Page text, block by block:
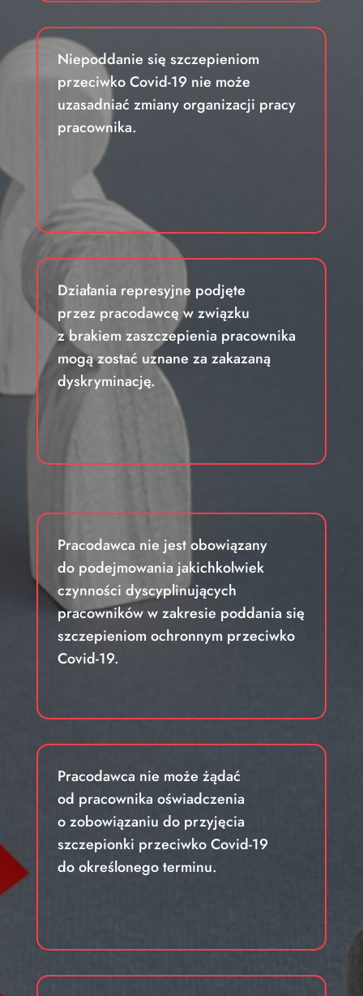
Niepoddanie się szczepieniom
przeciwko Covid-19 nie może
uzasadniać zmiany organizacji pracy
pracownika.
Działania represyjne podjęte
przez pracodawcę w związku
z brakiem zaszczepienia pracownika
mogą zostać uznane za zakazaną
dyskryminację.
Pracodawca nie jest obowiązany
do podejmowania jakichkolwiek
czynności dyscyplinujących
pracowników w zakresie poddania się
szczepieniom ochronnym przeciwko
Covid-19.
Pracodawca nie może żądać
od pracownika oświadczenia
o zobowiązaniu do przyjęcia
szczepionki przeciwko Covid-19
do określonego terminu.